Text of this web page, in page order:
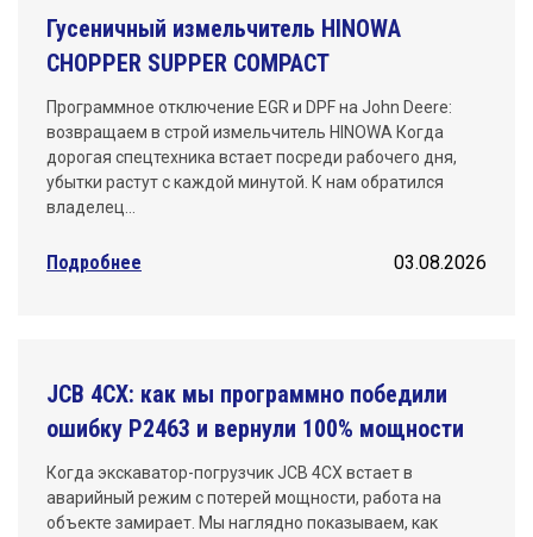
Гусеничный измельчитель HINOWA
CHOPPER SUPPER COMPACT
Программное отключение EGR и DPF на John Deere:
возвращаем в строй измельчитель HINOWA Когда
дорогая спецтехника встает посреди рабочего дня,
убытки растут с каждой минутой. К нам обратился
владелец…
Подробнее 03.08.2026
JCB 4CX: как мы программно победили
ошибку P2463 и вернули 100% мощности
Когда экскаватор-погрузчик JCB 4CX встает в
аварийный режим с потерей мощности, работа на
объекте замирает. Мы наглядно показываем, как